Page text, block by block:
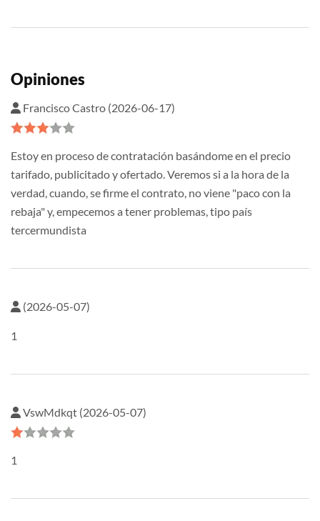
Opiniones
Francisco Castro (2026-06-17)
Estoy en proceso de contratación basándome en el precio
tarifado, publicitado y ofertado. Veremos si a la hora de la
verdad, cuando, se firme el contrato, no viene "paco con la
rebaja" y, empecemos a tener problemas, tipo país
tercermundista
(2026-05-07)
1
VswMdkqt (2026-05-07)
1